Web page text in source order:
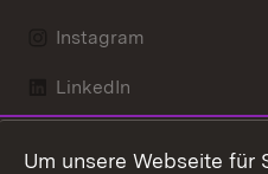
Instagram
LinkedIn
Um unsere Webseite für